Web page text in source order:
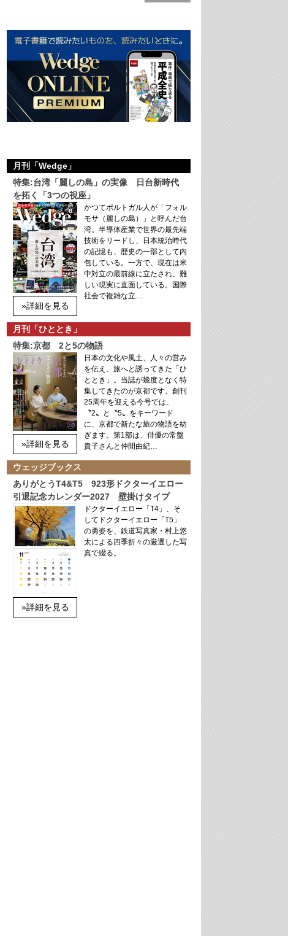
月刊「Wedge」
特集:台湾「麗しの島」の実像 日台新時代
を拓く「3つの視座」
»詳細を見る
かつてポルトガル人が「フォル
モサ（麗しの島）」と呼んだ台
湾。半導体産業で世界の最先端
技術をリードし、日本統治時代
の記憶も、歴史の一部として内
包している。一方で、現在は米
中対立の最前線に立たされ、難
しい現実に直面している。国際
社会で複雑な立…
月刊「ひととき」
特集:京都 2と5の物語
»詳細を見る
日本の文化や風土、人々の営み
を伝え、旅へと誘ってきた「ひ
ととき」。当誌が幾度となく特
集してきたのが京都です。創刊
25周年を迎える今号では、
〝2〟と〝5〟をキーワード
に、京都で新たな旅の物語を紡
ぎます。第1部は、俳優の常盤
貴子さんと仲間由紀…
ウェッジブックス
ありがとうT4&T5 923形ドクターイエロー
引退記念カレンダー2027 壁掛けタイプ
»詳細を見る
ドクターイエロー「T4」、そ
してドクターイエロー「T5」
の勇姿を、鉄道写真家・村上悠
太による四季折々の厳選した写
真で綴る。